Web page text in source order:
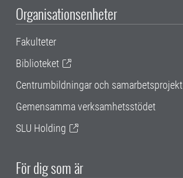
Organisationsenheter
Fakulteter
Biblioteket
Centrumbildningar och samarbetsprojekt
Gemensamma verksamhetsstödet
SLU Holding
För dig som är